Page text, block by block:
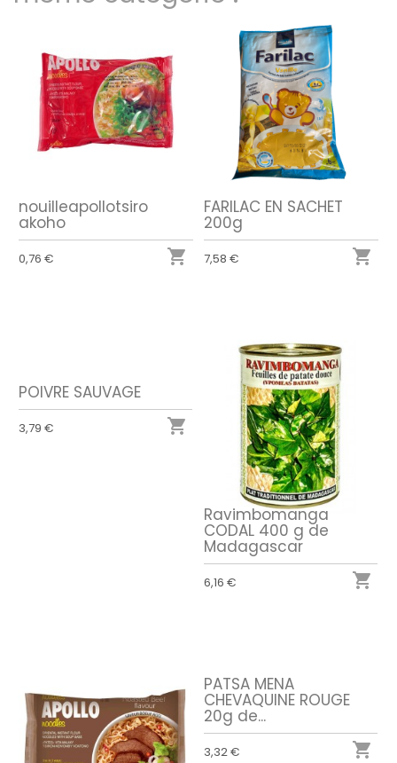
nouilleapollotsiro
akoho
0,76 € 
FARILAC EN SACHET
200g
7,58 € 
POIVRE SAUVAGE
3,79 € 
Ravimbomanga
CODAL 400 g de
Madagascar
6,16 € 
PATSA MENA
CHEVAQUINE ROUGE
20g de...
3,32 € 